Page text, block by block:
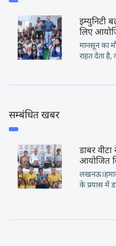
इम्युनिटी
लिए
मानसून का
राहत देता है,
सम्बंधित खबर
डाबर
आयोजित
के प्रयास में